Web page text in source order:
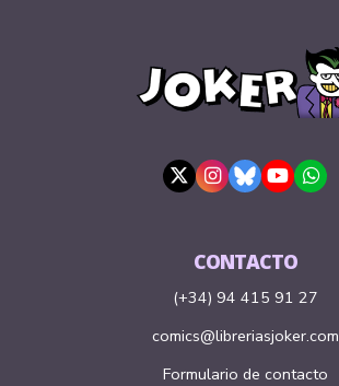
CONTACTO
(+34) 94 415 91 27
comics@libreriasjoker.com
Formulario de contacto